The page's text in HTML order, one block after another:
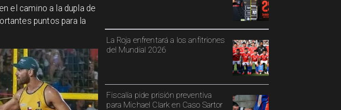
La Roja enfrentará a los anfitriones
del Mundial 2026
Fiscalía pide prisión preventiva
para Michael Clark en Caso Sartor
el camino a la dupla de
puntos para la